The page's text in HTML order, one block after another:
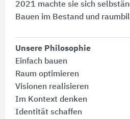
2021 machte sie sich
Bauen im Bestand und
Unsere Philosophie
Einfach bauen
Raum optimieren
Visionen realisieren
Im Kontext denken
Identität schaffen